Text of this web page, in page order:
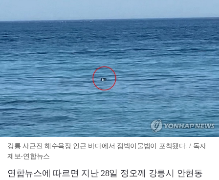
강릉 사근진 해수욕장 인근 바다에서 점박이물범이 포착됐다. / 독자
제보-연합뉴스
연합뉴스에 따르면 지난 28일 정오께 강릉시 안현동